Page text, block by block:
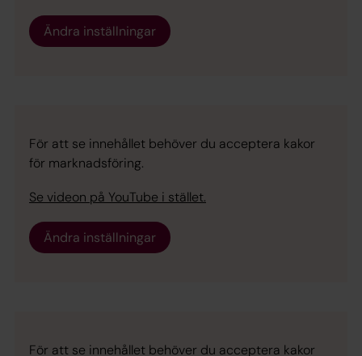
Ändra inställningar
För att se innehållet behöver du acceptera kakor
för marknadsföring.
Se videon på YouTube i stället.
Ändra inställningar
För att se innehållet behöver du acceptera kakor